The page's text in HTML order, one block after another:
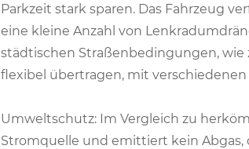
Parkzeit stark sparen. Das Fahrzeug
eine kleine Anzahl von
städtischen Straßenbedingungen, wie
flexibel übertragen, mit
Umweltschutz: Im Vergleich zu
Stromquelle und emittiert kein